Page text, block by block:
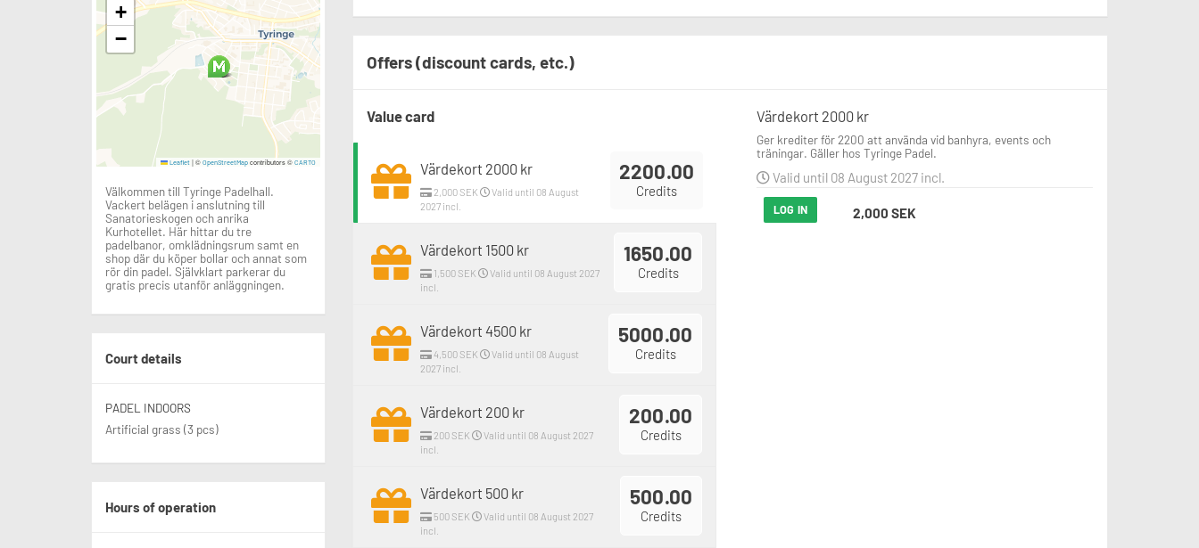
Offers (discount cards, etc.)
Value card
2200.00
Credits
Värdekort 2000 kr
2,000 SEK
Valid until 08 August
2027 incl.
1650.00
Credits
Värdekort 1500 kr
1,500 SEK
Valid until 08 August 2027
incl.
5000.00
Credits
Värdekort 4500 kr
4,500 SEK
Valid until 08 August
2027 incl.
200.00
Credits
Värdekort 200 kr
200 SEK
Valid until 08 August 2027
incl.
500.00
Credits
Värdekort 500 kr
500 SEK
Valid until 08 August 2027
incl.
Värdekort 2000 kr
Ger krediter för 2200 att använda vid banhyra, events och
träningar. Gäller hos Tyringe Padel.
Valid until 08 August 2027 incl.
LOG IN 2,000 SEK
+
−
Leaflet |© OpenStreetMapcontributors © CARTO
Välkommen till Tyringe Padelhall.
Vackert belägen i anslutning till
Sanatorieskogen och anrika
Kurhotellet. Här hittar du tre
padelbanor, omklädningsrum samt en
shop där du köper bollar och annat som
rör din padel. Självklart parkerar du
gratis precis utanför anläggningen.
Court details
PADEL INDOORS
Artificial grass (3 pcs)
Hours of operation